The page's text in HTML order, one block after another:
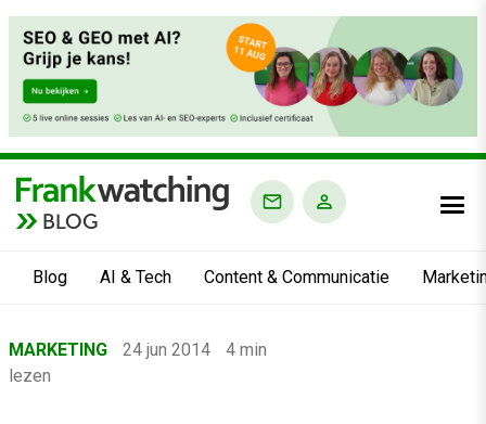
BLOG
Blog AI & Tech Content & Communicatie
›MARKETING 24 jun 2014
4 min
lezen